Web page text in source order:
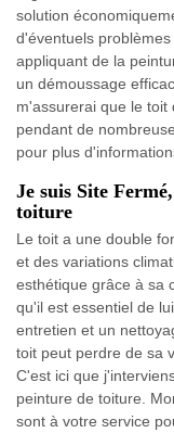
solution
d'éventuels
appliquant de la
un démoussage
m'assurerai que le
pendant de
pour plus
Je suis Site
toiture
Le toit a une double
et des variations
esthétique grâce à sa
qu'il est essentiel de
entretien et un
toit peut perdre de sa
C'est ici que
peinture de toiture.
sont à votre service